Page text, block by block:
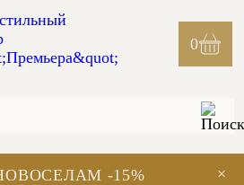
0
×
-15%